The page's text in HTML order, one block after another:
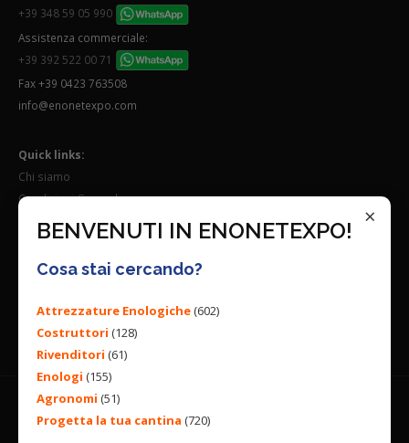
×
BENVENUTI IN ENONETEXPO!
Cosa stai cercando?
Attrezzature Enologiche(602)
Costruttori (128)
Rivenditori (61)
Enologi (155)
Agronomi (51)
Progetta la tua cantina (720)
+39 348 59 05 990
Assistenza commerciale:
+39 392 522 00 71
Fax +39 0423 763508
info@enonetexpo.com
Quick links:
Chi siamo
Condizioni Generali
Lavora con noi
Seguici su:
© 2026 ENGINEERING BY